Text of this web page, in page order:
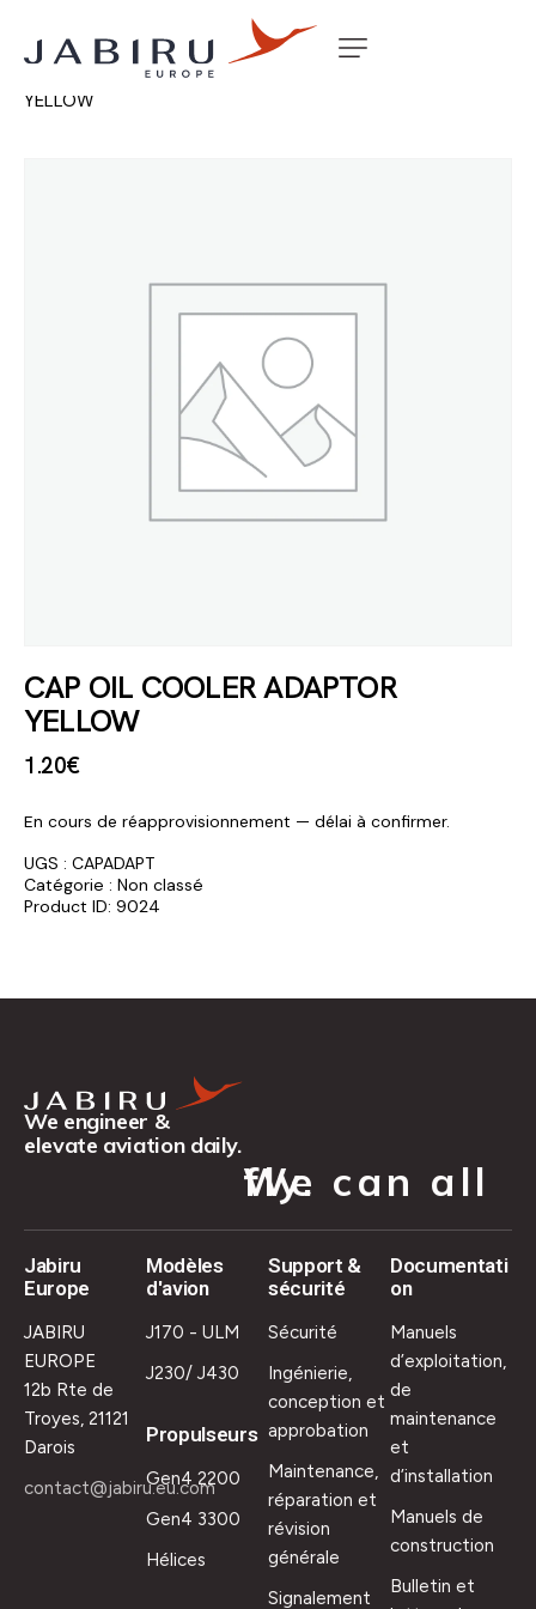
Accueil Non classé
YELLOW
CAP OIL COOLER ADAPTOR
YELLOW
1.20€
En cours de réapprovisionnement — délai à confirmer.
UGS : CAPADAPT
Catégorie : Non classé
Product ID: 9024
We engineer &
elevate aviation daily.
We can all fly.
Jabiru
Europe
JABIRU
EUROPE
12b Rte de
Troyes, 21121
Darois
contact@jabiru.eu.com
Modèles
d'avion
J170 - ULM
J230/ J430
Propulseurs
Gen4 2200
Gen4 3300
Hélices
Support &
sécurité
Sécurité
Ingénierie,
conception et
approbation
Maintenance,
réparation et
révision
générale
Signalement
Documentati
on
Manuels
d’exploitation,
de
maintenance
et
d’installation
Manuels de
construction
Bulletin et